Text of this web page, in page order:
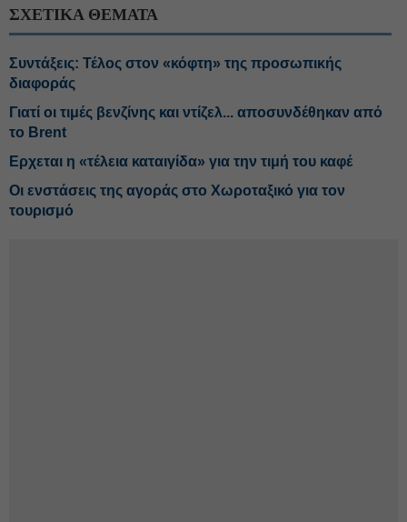
ΣΧΕΤΙΚΑ ΘΕΜΑΤΑ
Συντάξεις: Τέλος στον «κόφτη» της προσωπικής
διαφοράς
Γιατί οι τιμές βενζίνης και ντίζελ... αποσυνδέθηκαν από
το Brent
Ερχεται η «τέλεια καταιγίδα» για την τιμή του καφέ
Οι ενστάσεις της αγοράς στο Χωροταξικό για τον
τουρισμό